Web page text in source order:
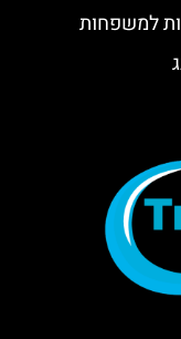
למשפחות